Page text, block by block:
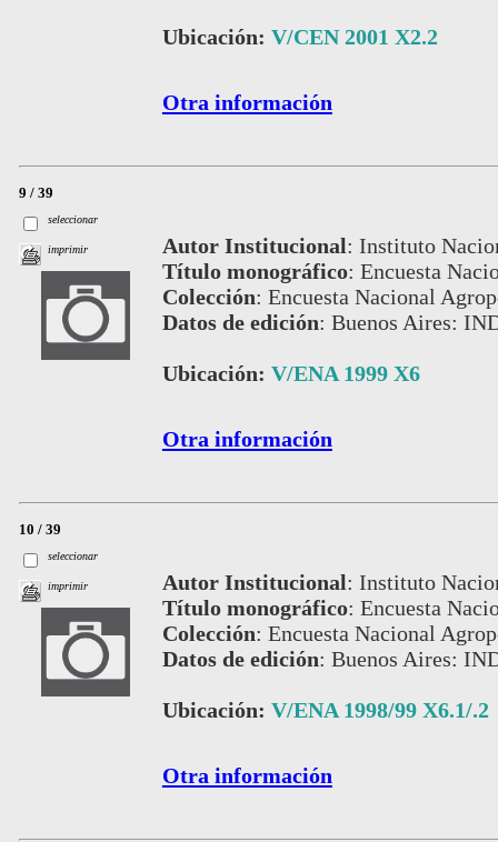
Ubicación: V/CEN 2001 X2.2
Otra información
9 / 39
seleccionar
imprimir Autor Institucional: Instituto
Título monográfico: Encuesta
Colección: Encuesta Nacional
Datos de edición: Buenos Aires:
Ubicación: V/ENA 1999 X6
Otra información
10 / 39
seleccionar
imprimir Autor Institucional: Instituto
Título monográfico: Encuesta
Colección: Encuesta Nacional
Datos de edición: Buenos Aires:
Ubicación: V/ENA 1998/99 X6.1/.2
Otra información